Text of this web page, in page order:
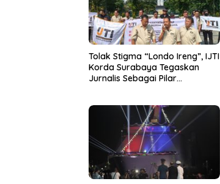
Tolak Stigma “Londo Ireng”, IJTI
Korda Surabaya Tegaskan
Jurnalis Sebagai Pilar